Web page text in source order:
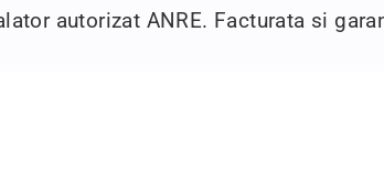
autorizat ANRE. Facturata si